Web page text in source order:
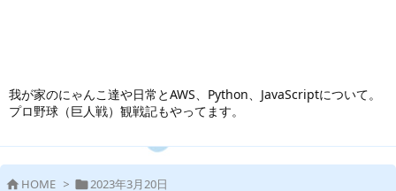
我が家のにゃんこ達や日常とAWS、Python、JavaScriptについて。
プロ野球（巨人戦）観戦記もやってます。
 HOME > 2023年3月20日